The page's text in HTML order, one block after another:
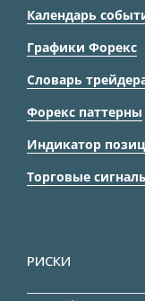
Календарь
Графики Форекс
Словарь
Форекс паттерны
Индикатор
Торговые
РИСКИ